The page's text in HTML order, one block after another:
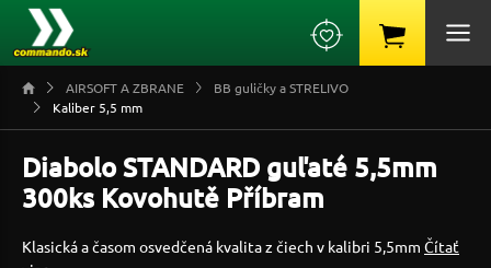
AIRSOFT A ZBRANE
BB guličky a STRELIVO
Kaliber 5,5 mm
Diabolo STANDARD guľaté 5,5mm
300ks Kovohutě Příbram
Klasická a časom osvedčená kvalita z čiech v kalibri 5,5mm Čítať